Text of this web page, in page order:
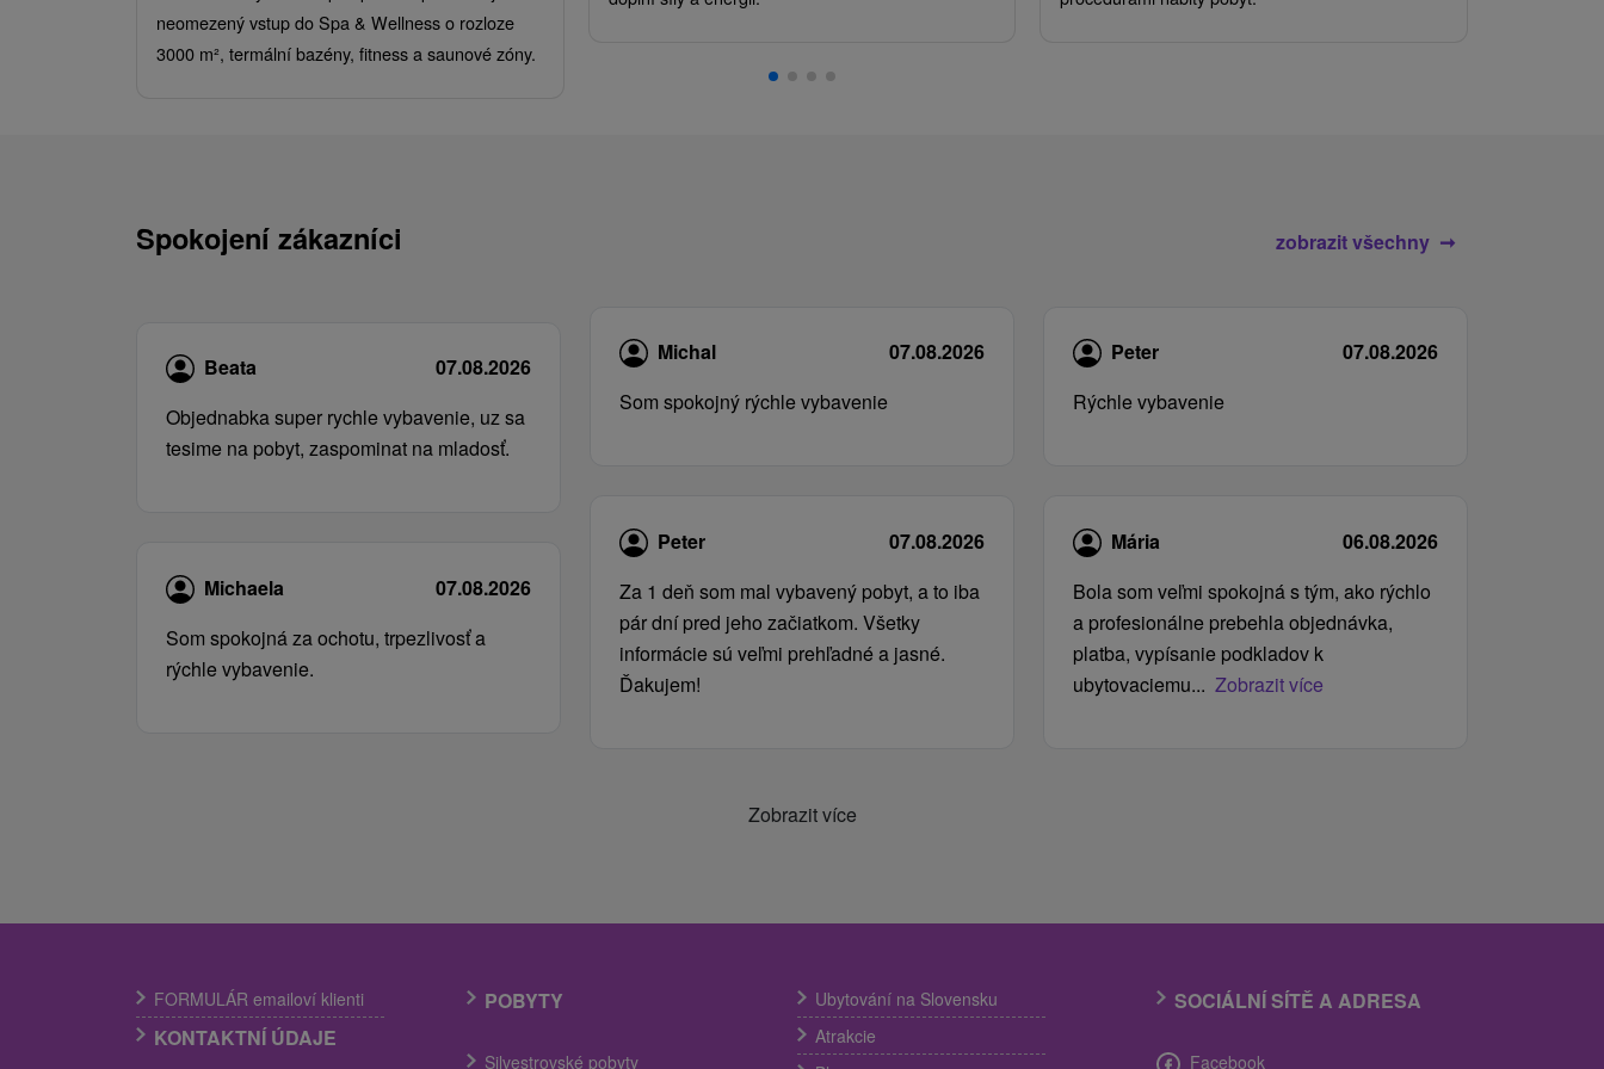
neomezený vstup do Spa & Wellness o rozloze
3000 m², termální bazény, fitness a saunové zóny.
Spokojení zákazníci zobrazit všechny
Beata
07.08.2026
Objednabka super rychle vybavenie, uz sa
tesime na pobyt, zaspominat na mladosť.
Michaela
07.08.2026
Som spokojná za ochotu, trpezlivosť a
rýchle vybavenie.
Michal
07.08.2026
Som spokojný rýchle vybavenie
Peter
07.08.2026
Za 1 deň som mal vybavený pobyt, a to iba
pár dní pred jeho začiatkom. Všetky
informácie sú veľmi prehľadné a jasné.
Ďakujem!
Peter
07.08.2026
Rýchle vybavenie
Mária
06.08.2026
Bola som veľmi spokojná s tým, ako rýchlo
a profesionálne prebehla objednávka,
platba, vypísanie podkladov k
ubytovaciemu... Zobrazit více
Zobrazit více
FORMULÁR emailoví klienti
KONTAKTNÍ ÚDAJE
POBYTY
Silvestrovské pobyty
Ubytování na Slovensku
Atrakcie
SOCIÁLNÍ SÍTĚ A ADRESA
Facebook